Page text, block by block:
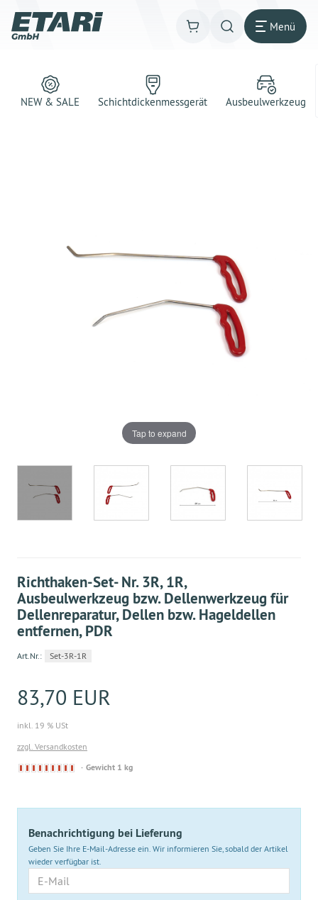
Menü
NEW & SALE Schichtdickenmessgerät Ausbeulwerkzeug
Tap to expand
Richthaken-Set- Nr. 3R, 1R,
Ausbeulwerkzeug bzw. Dellenwerkzeug für
Dellenreparatur, Dellen bzw. Hageldellen
entfernen, PDR
Art.Nr.: Set-3R-1R
83,70 EUR
inkl. 19 % USt
zzgl. Versandkosten
Derzeit
Gewicht 1 kg
Benachrichtigung bei Lieferung
Geben Sie Ihre E-Mail-Adresse ein. Wir informieren Sie, sobald der Artikel
wieder verfügbar ist.
Mail